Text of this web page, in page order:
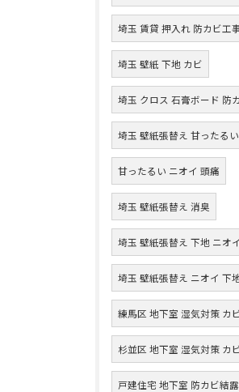
埼玉 賃貸 押入れ 防カビ工
埼玉 壁紙 下地 カビ
埼玉 クロス 石膏ボード 防
埼玉 壁紙張替え 甘ったる
甘ったるい ニオイ 頭痛
埼玉 壁紙張替え 消臭
埼玉 壁紙張替え 下地 ニオ
埼玉 壁紙張替え ニオイ 下
練馬区 地下室 湿気対策 カ
杉並区 地下室 湿気対策 カ
戸建住宅 地下室 防カビ結